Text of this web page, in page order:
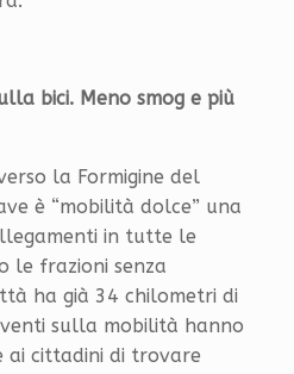
bici. Meno smog e più
la Formigine del
è “mobilità dolce” una
in tutte le
le frazioni senza
ha già 34 chilometri di
sulla mobilità hanno
ai cittadini di trovare